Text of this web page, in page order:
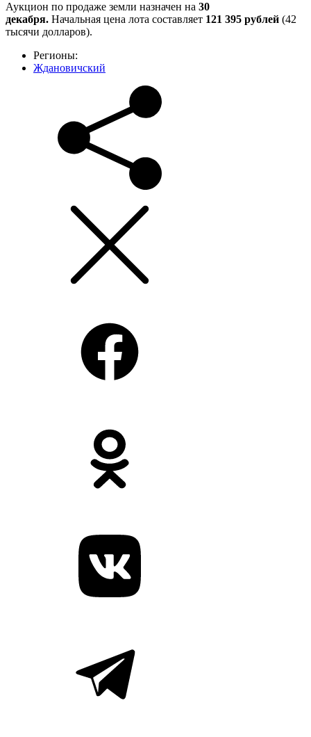
Аукцион по продаже земли назначен на 30
декабря. Начальная цена лота составляет 121 395 рублей (42
тысячи долларов).
Регионы:
Ждановичский